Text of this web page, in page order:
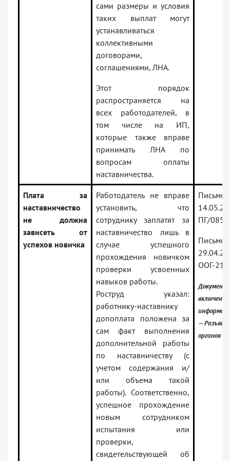
сами размеры и условия
таких выплат могут
устанавливаться
коллективными
договорами,
соглашениями, ЛНА.
Этот порядок
распространяется на
всех работодателей, в
том числе на ИП,
которые также вправе
принимать ЛНА по
вопросам оплаты
наставничества.
Плата за
наставничество
не должна
зависеть от
успехов новичка
Работодатель не вправе
установить, что
сотруднику заплатят за
наставничество лишь в
случае успешного
прохождения новичком
проверки усвоенных
навыков работы.
Роструд указал:
работнику-наставнику
допоплата положена за
сам факт выполнения
дополнительной работы
по наставничеству (с
учетом содержания и/
или объема такой
работы). Соответственно,
успешное прохождение
новым сотрудником
испытания или
проверки,
свидетельствующей об
Письмо
ПГ/
Письмо
ООГ-
включены
—
органов